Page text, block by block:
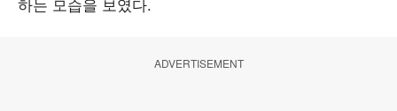
ADVERTISEMENT